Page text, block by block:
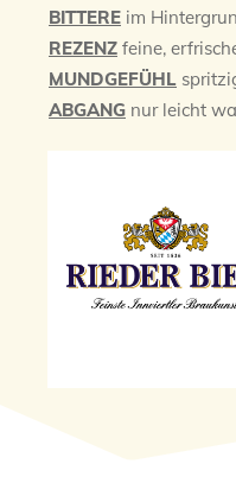
BITTERE im
REZENZ feine,
MUNDGEFÜHL
ABGANG nur leicht